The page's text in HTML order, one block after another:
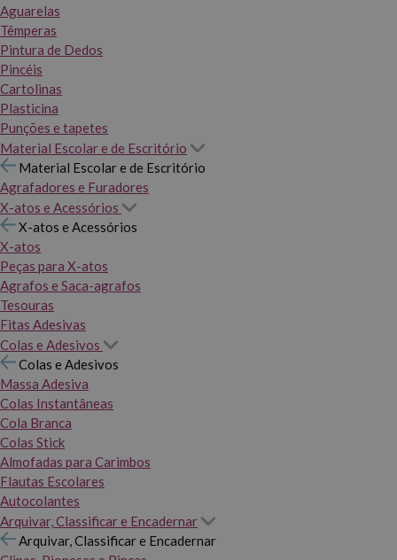
Aguarelas
Têmperas
Pintura de Dedos
Pincéis
Cartolinas
Plasticina
Punções e tapetes
Material Escolar e de Escritório
Material Escolar e de Escritório
Agrafadores e Furadores
X-atos e Acessórios
X-atos e Acessórios
X-atos
Peças para X-atos
Agrafos e Saca-agrafos
Tesouras
Fitas Adesivas
Colas e Adesivos
Colas e Adesivos
Massa Adesiva
Colas Instantâneas
Cola Branca
Colas Stick
Almofadas para Carimbos
Flautas Escolares
Autocolantes
Arquivar, Classificar e Encadernar
Arquivar, Classificar e Encadernar